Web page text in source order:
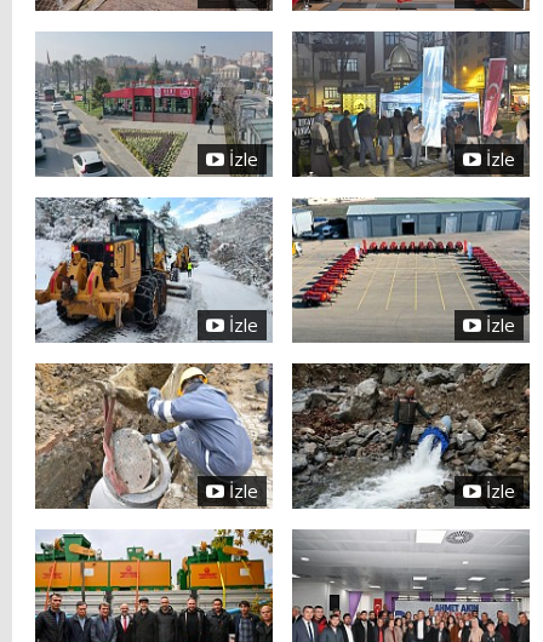
İzle İzle
İzle İzle
İzle İzle